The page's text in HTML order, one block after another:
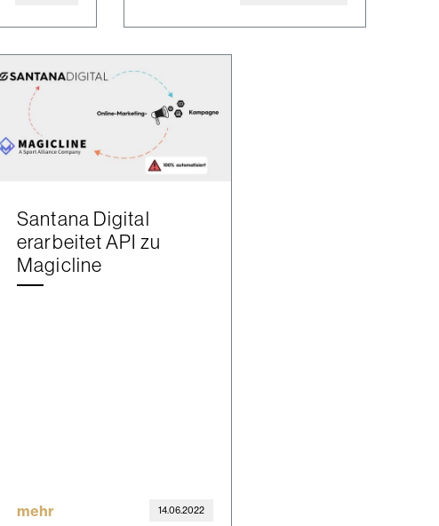
Santana Digital
erarbeitet API zu
Magicline
mehr 14.06.2022